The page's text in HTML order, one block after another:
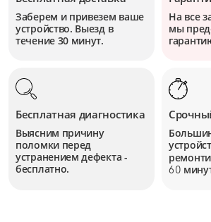
Заберем и привезем ваше
устройство. Выезд в
течение 30 минут.
На все
мы
Бесплатная диагностика
Выясним причину
поломки перед
устранением дефекта -
бесплатно.
60